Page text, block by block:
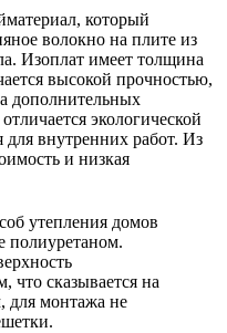
который
волокно на плите из
Изоплат имеет толщина
высокой прочностью,
дополнительных
экологической
для внутренних работ. Из
и низкая
утепления домов
полиуретаном.
что сказывается на
для монтажа не